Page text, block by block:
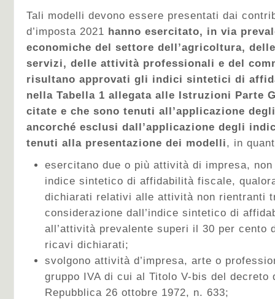
Tali modelli devono essere presentati dai
d’imposta 2021 hanno esercitato, in via
economiche del settore dell’agricoltura,
servizi, delle attività professionali e del
risultano approvati gli indici sintetici di
nella Tabella 1 allegata alle Istruzioni Parte
citate e che sono tenuti all’applicazione
ancorché esclusi dall’applicazione degli
tenuti alla presentazione dei modelli, in
esercitano due o più attività di impresa,
indice sintetico di affidabilità fiscale,
dichiarati relativi alle attività non rientranti
considerazione dall’indice sintetico di
all’attività prevalente superi il 30 per cento
ricavi dichiarati;
svolgono attività d’impresa, arte o
gruppo IVA di cui al Titolo V-bis del decreto
Repubblica 26 ottobre 1972, n. 633;